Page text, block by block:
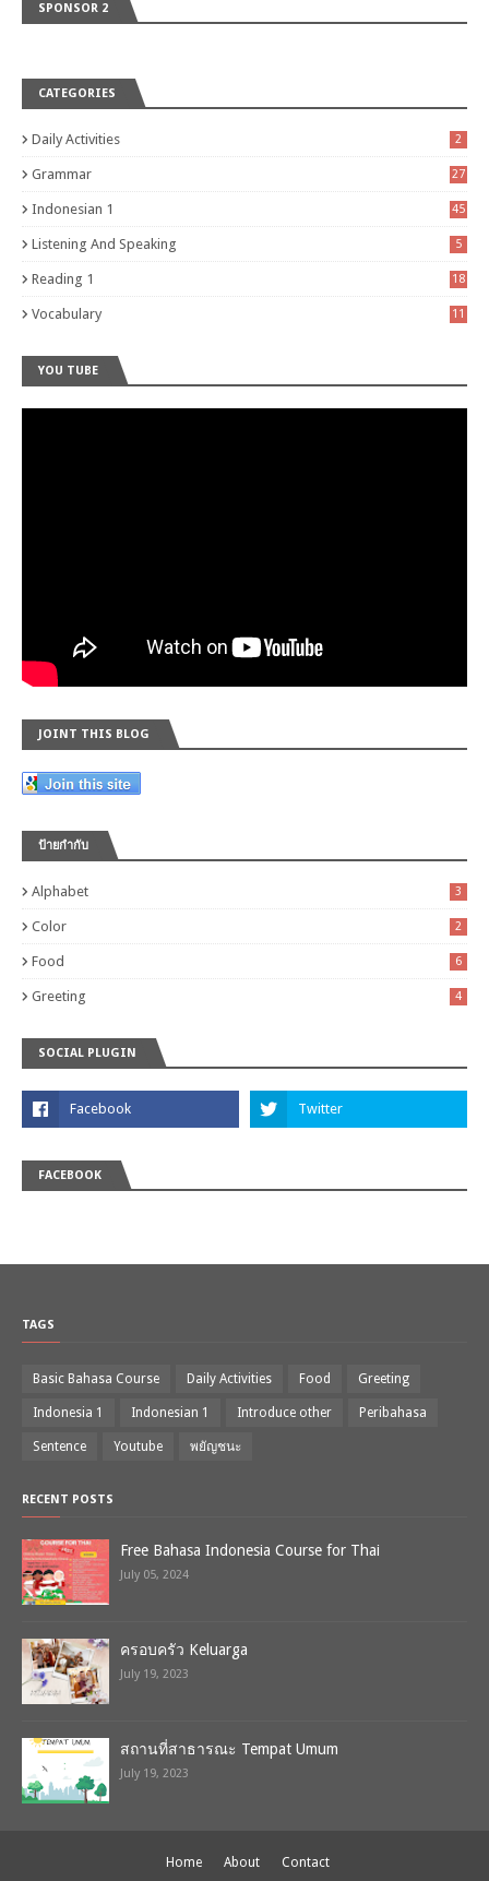
SPONSOR 2
CATEGORIES
Daily Activities 2
Grammar 27
Indonesian 1 45
Listening And Speaking 5
Reading 1 18
Vocabulary 11
YOU TUBE
JOINT THIS BLOG
ป้ายกำกับ
Alphabet 3
Color 2
Food 6
Greeting 4
SOCIAL PLUGIN
FACEBOOK
TAGS
Basic Bahasa Course Daily Activities Food Greeting
Indonesia 1 Indonesian 1 Introduce other Peribahasa
Sentence Youtube พยัญชนะ
RECENT POSTS
Free Bahasa Indonesia Course for Thai
July 05, 2024
ครอบครัว Keluarga
July 19, 2023
สถานที่สาธารณะ Tempat Umum
July 19, 2023
Home About Contact